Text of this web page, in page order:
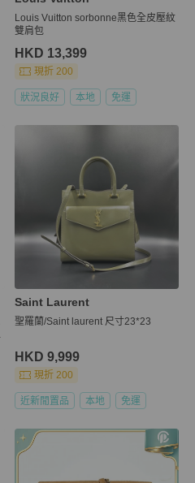
Louis Vuitton sorbonne黑色全皮壓紋
雙肩包
HKD 13,399
現折 200
狀況良好 本地 免運
Saint Laurent
聖羅蘭/Saint laurent 尺寸23*23
HKD 9,999
現折 200
近新閒置品 本地 免運